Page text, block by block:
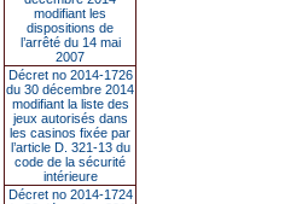
modifiant les
dispositions de
l’arrêté du 14 mai
2007
Décret no 2014-1726
du 30 décembre 2014
modifiant la liste des
jeux autorisés dans
les casinos fixée par
l’article D. 321-13 du
code de la sécurité
intérieure
Décret no 2014-1724